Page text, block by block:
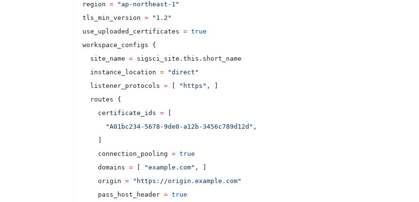
  region
= "ap-northeast-1"
  tls_min_version
= "1.2"
  use_uploaded_certificates
= true
  workspace_configs {
    site_name
= sigsci_site.this.short_name
    instance_location
= "direct"
    listener_protocols
= "https" , ]
    routes {
      certificate_ids
=
        "A01bc234-5678-9de0-a12b-3456c789d12d"
,
      connection_pooling
= true
      domains
= "example.com" , ]
      origin
= "https://origin.example.com"
      pass_host_header
= true